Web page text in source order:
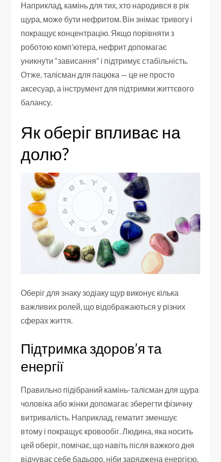
Наприклад, камінь для тих, хто народився в рік
щура, може бути нефритом. Він знімає тривогу і
покращує концентрацію. Якщо порівняти з
роботою комп’ютера, нефрит допомагає
уникнути “зависання” і підтримує стабільність.
Отже, талісман для пацюка — це не просто
аксесуар, а інструмент для підтримки життєвого
балансу.
Як оберіг впливає на
долю?
Оберіг для знаку зодіаку щур виконує кілька
важливих ролей, що відображаються у різних
сферах життя.
Підтримка здоров’я та
енергії
Правильно підібраний камінь-талісман для щура
чоловіка або жінки допомагає зберегти фізичну
витривалість. Наприклад, гематит зменшує
втому і покращує кровообіг. Людина, яка носить
цей оберіг, помічає, що навіть після важкого дня
відчуває себе бадьоро, ніби заряджена енергією.